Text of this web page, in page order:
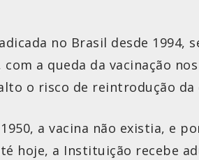
no Brasil desde
a queda da vacinação
o risco de reintrodução da
a vacina não existia, e
hoje, a Instituição recebe